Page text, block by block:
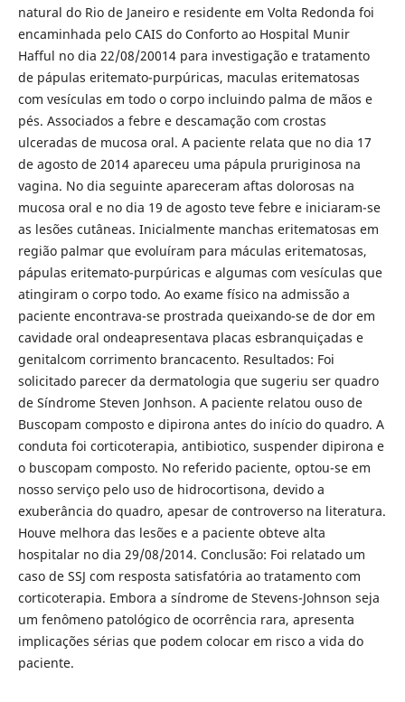
natural do Rio de Janeiro e residente em Volta Redonda foi
encaminhada pelo CAIS do Conforto ao Hospital Munir
Hafful no dia 22/08/20014 para investigação e tratamento
de pápulas eritemato-purpúricas, maculas eritematosas
com vesículas em todo o corpo incluindo palma de mãos e
pés. Associados a febre e descamação com crostas
ulceradas de mucosa oral. A paciente relata que no dia 17
de agosto de 2014 apareceu uma pápula pruriginosa na
vagina. No dia seguinte apareceram aftas dolorosas na
mucosa oral e no dia 19 de agosto teve febre e iniciaram-se
as lesões cutâneas. Inicialmente manchas eritematosas em
região palmar que evoluíram para máculas eritematosas,
pápulas eritemato-purpúricas e algumas com vesículas que
atingiram o corpo todo. Ao exame físico na admissão a
paciente encontrava-se prostrada queixando-se de dor em
cavidade oral ondeapresentava placas esbranquiçadas e
genitalcom corrimento brancacento. Resultados: Foi
solicitado parecer da dermatologia que sugeriu ser quadro
de Síndrome Steven Jonhson. A paciente relatou ouso de
Buscopam composto e dipirona antes do início do quadro. A
conduta foi corticoterapia, antibiotico, suspender dipirona e
o buscopam composto. No referido paciente, optou-se em
nosso serviço pelo uso de hidrocortisona, devido a
exuberância do quadro, apesar de controverso na literatura.
Houve melhora das lesões e a paciente obteve alta
hospitalar no dia 29/08/2014. Conclusão: Foi relatado um
caso de SSJ com resposta satisfatória ao tratamento com
corticoterapia. Embora a síndrome de Stevens-Johnson seja
um fenômeno patológico de ocorrência rara, apresenta
implicações sérias que podem colocar em risco a vida do
paciente.